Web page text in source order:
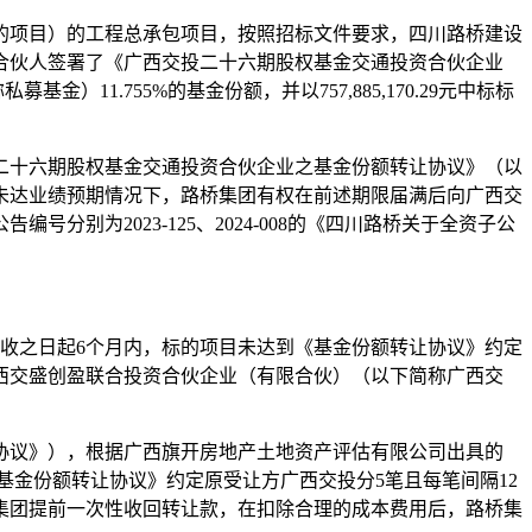
目）的工程总承包项目，按照招标文件要求，四川路桥建设
人签署了《广西交投二十六期股权基金交通投资合伙企业
基金）11.755%的基金份额，并以757,885,170.29元中标标
六期股权基金交通投资合伙企业之基金份额转让协议》（以
业绩预期情况下，路桥集团有权在前述期限届满后向广西交
编号分别为2023-125、2024-008的《四川路桥关于全资子公
之日起6个月内，标的项目未达到《基金份额转让协议》约定
盛创盈联合投资合伙企业（有限合伙）（以下简称广西交
》），根据广西旗开房地产土地资产评估有限公司出具的
金份额转让协议》约定原受让方广西交投分5笔且每笔间隔12
提前一次性收回转让款，在扣除合理的成本费用后，路桥集